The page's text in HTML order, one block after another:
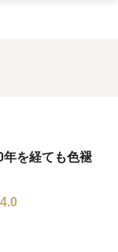
を経ても色褪
4.0